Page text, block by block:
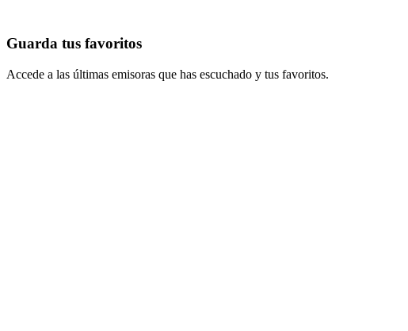
Guarda tus favoritos
Accede a las últimas emisoras que has escuchado y tus favoritos.